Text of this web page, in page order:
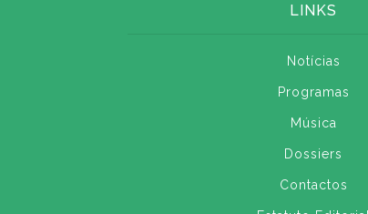
LINKS
Notícias
Programas
Música
Dossiers
Contactos